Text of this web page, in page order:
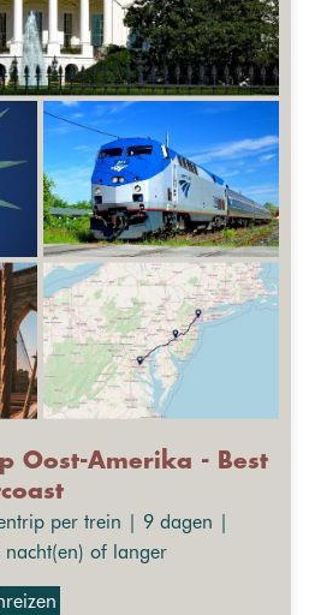
Oost-Amerika - Best
per trein | 9 dagen |
of langer